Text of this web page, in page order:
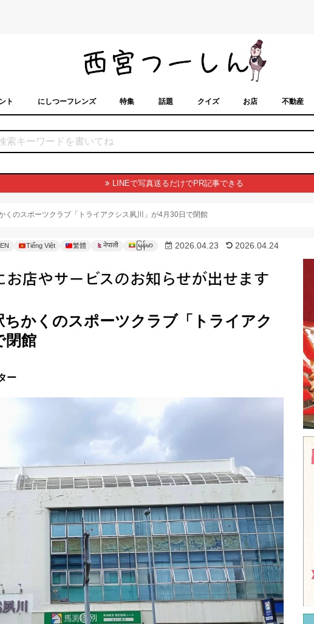
ト にしつーフレンズ 特集 話題 クイズ お店 不動産
LINEで写真送るだけでPR記事できる
くのスポーツクラブ「トライアクシス夙川」が4月30日で閉館
EN Tiếng Việt 繁體 नेपाली မြန်မာ 2026.04.23 2026.04.24
かくのスポーツクラブ「トライアク
閉館
ー